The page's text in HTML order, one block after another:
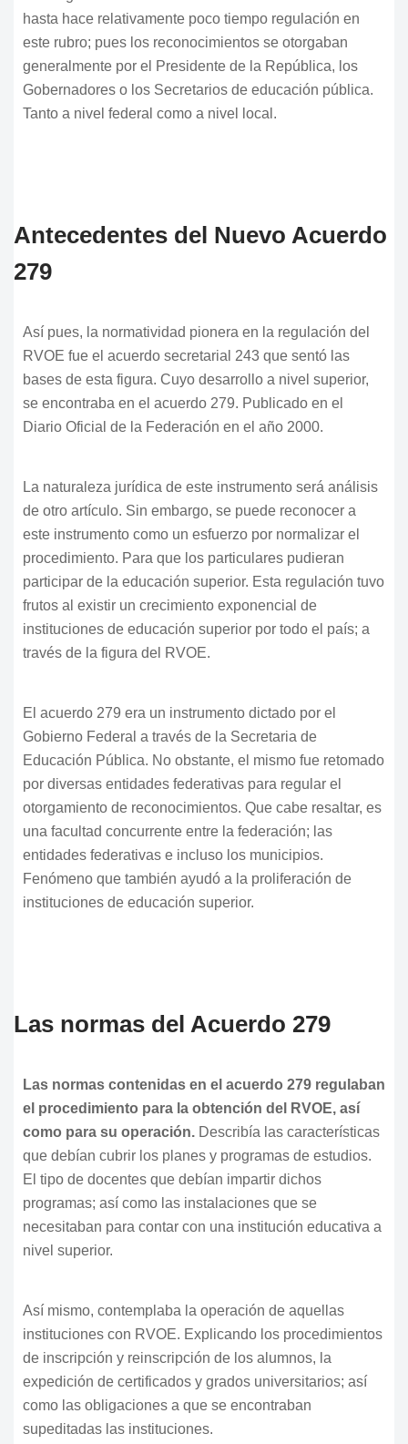
hasta hace relativamente poco tiempo regulación en
este rubro; pues los reconocimientos se otorgaban
generalmente por el Presidente de la República, los
Gobernadores o los Secretarios de educación pública.
Tanto a nivel federal como a nivel local.
Antecedentes del Nuevo Acuerdo
279
Así pues, la normatividad pionera en la regulación del
RVOE fue el acuerdo secretarial 243 que sentó las
bases de esta figura. Cuyo desarrollo a nivel superior,
se encontraba en el acuerdo 279. Publicado en el
Diario Oficial de la Federación en el año 2000.
La naturaleza jurídica de este instrumento será análisis
de otro artículo. Sin embargo, se puede reconocer a
este instrumento como un esfuerzo por normalizar el
procedimiento. Para que los particulares pudieran
participar de la educación superior. Esta regulación tuvo
frutos al existir un crecimiento exponencial de
instituciones de educación superior por todo el país; a
través de la figura del RVOE.
El acuerdo 279 era un instrumento dictado por el
Gobierno Federal a través de la Secretaria de
Educación Pública. No obstante, el mismo fue retomado
por diversas entidades federativas para regular el
otorgamiento de reconocimientos. Que cabe resaltar, es
una facultad concurrente entre la federación; las
entidades federativas e incluso los municipios.
Fenómeno que también ayudó a la proliferación de
instituciones de educación superior.
Las normas del Acuerdo 279
Las normas contenidas en el acuerdo 279 regulaban
el procedimiento para la obtención del RVOE, así
como para su operación. Describía las características
que debían cubrir los planes y programas de estudios.
El tipo de docentes que debían impartir dichos
programas; así como las instalaciones que se
necesitaban para contar con una institución educativa a
nivel superior.
Así mismo, contemplaba la operación de aquellas
instituciones con RVOE. Explicando los procedimientos
de inscripción y reinscripción de los alumnos, la
expedición de certificados y grados universitarios; así
como las obligaciones a que se encontraban
supeditadas las instituciones.